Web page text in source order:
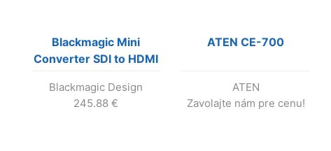
Blackmagic Mini
Converter SDI to HDMI
Blackmagic Design
245.88 €
ATEN CE-700
ATEN
Zavolajte nám pre cenu!